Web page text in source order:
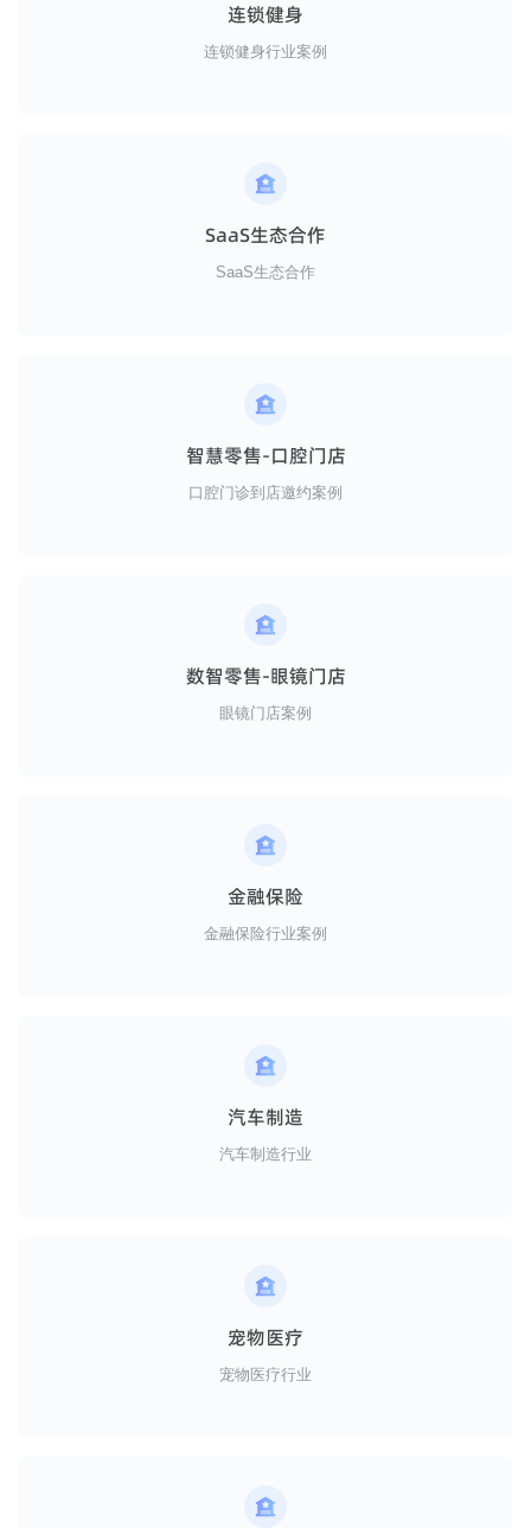
连锁健身
连锁健身行业案例
SaaS生态合作
SaaS生态合作
智慧零售-口腔门店
口腔门诊到店邀约案例
数智零售-眼镜门店
眼镜门店案例
金融保险
金融保险行业案例
汽车制造
汽车制造行业
宠物医疗
宠物医疗行业